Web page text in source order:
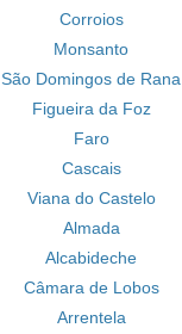
Corroios
Monsanto
São Domingos de Rana
Figueira da Foz
Faro
Cascais
Viana do Castelo
Almada
Alcabideche
Câmara de Lobos
Arrentela